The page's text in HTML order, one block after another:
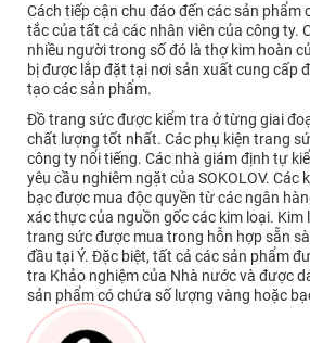
Cách tiếp cận chu đáo đến các sản phẩm
tắc của tất cả các nhân viên của công ty.
nhiều người trong số đó là thợ kim hoàn
bị được lắp đặt tại nơi sản xuất cung cấp
tạo các sản phẩm.
Đồ trang sức được kiểm tra ở từng giai
chất lượng tốt nhất. Các phụ kiện trang
công ty nổi tiếng. Các nhà giám định tự
yêu cầu nghiêm ngặt của SOKOLOV. Các
bạc được mua độc quyền từ các ngân
xác thực của nguồn gốc các kim loại. Kim
trang sức được mua trong hỗn hợp sẵn
đầu tại Ý. Đặc biệt, tất cả các sản phẩm
tra Khảo nghiệm của Nhà nước và được
sản phẩm có chứa số lượng vàng hoặc